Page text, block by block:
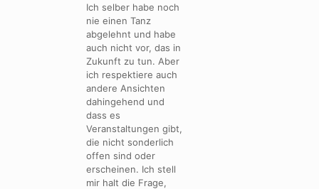
Ich selber habe noch
nie einen Tanz
abgelehnt und habe
auch nicht vor, das in
Zukunft zu tun. Aber
ich respektiere auch
andere Ansichten
dahingehend und
dass es
Veranstaltungen gibt,
die nicht sonderlich
offen sind oder
erscheinen. Ich stell
mir halt die Frage,